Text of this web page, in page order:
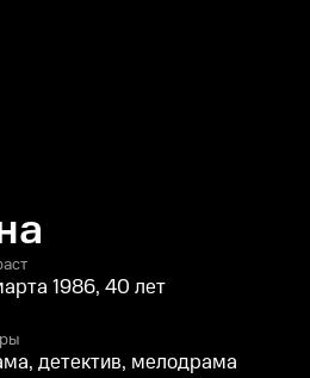
1986, 40 лет
детектив, мелодрама